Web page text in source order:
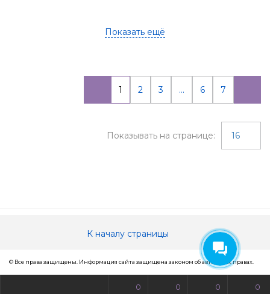
0 0 0 0
Показать ещё
1 2 3 ... 6 7
Показывать на странице: 16
К началу страницы
© Все права защищены. Информация сайта защищена законом об авторских правах.